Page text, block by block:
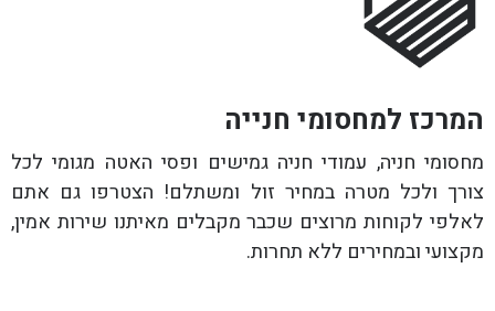
המרכז למחסומי חנייה
מחסומי חניה, עמודי חניה גמישים ופסי האטה מגומי לכל
צורך ולכל מטרה במחיר זול ומשתלם! הצטרפו גם אתם
לאלפי לקוחות מרוצים שכבר מקבלים מאיתנו שירות אמין,
מקצועי ובמחירים ללא תחרות.